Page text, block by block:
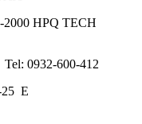
HPQ TECH
0932-600-412
25 E